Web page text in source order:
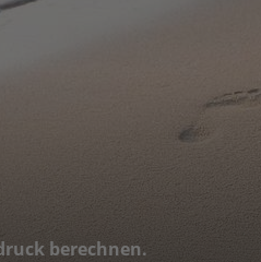
berechnen.